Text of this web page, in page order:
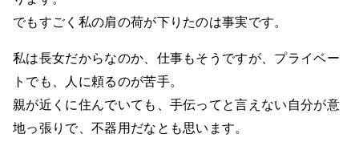
でもすごく私の肩の荷が下りたのは事実です。
私は長女だからなのか、仕事もそうですが、プライベー
トでも、人に頼るのが苦手。
親が近くに住んでいても、手伝ってと言えない自分が意
地っ張りで、不器用だなとも思います。